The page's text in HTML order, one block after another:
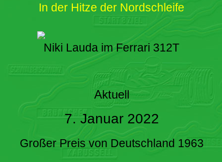
In der Hitze der Nordschleife
Niki Lauda im Ferrari 312T
Aktuell
7. Januar 2022
Großer Preis von Deutschland 1963